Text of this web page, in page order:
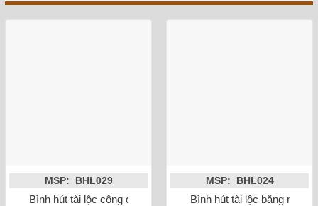
MSP: BHL029
Bình hút tài lộc công đào vẽ vàng kim
MSP: BHL024
Bình hút tài lộc băng mai